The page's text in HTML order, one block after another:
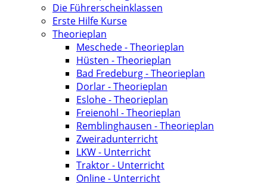
Die Führerscheinklassen
Erste Hilfe Kurse
Theorieplan
Meschede - Theorieplan
Hüsten - Theorieplan
Bad Fredeburg - Theorieplan
Dorlar - Theorieplan
Eslohe - Theorieplan
Freienohl - Theorieplan
Remblinghausen - Theorieplan
Zweiradunterricht
LKW - Unterricht
Traktor - Unterricht
Online - Unterricht